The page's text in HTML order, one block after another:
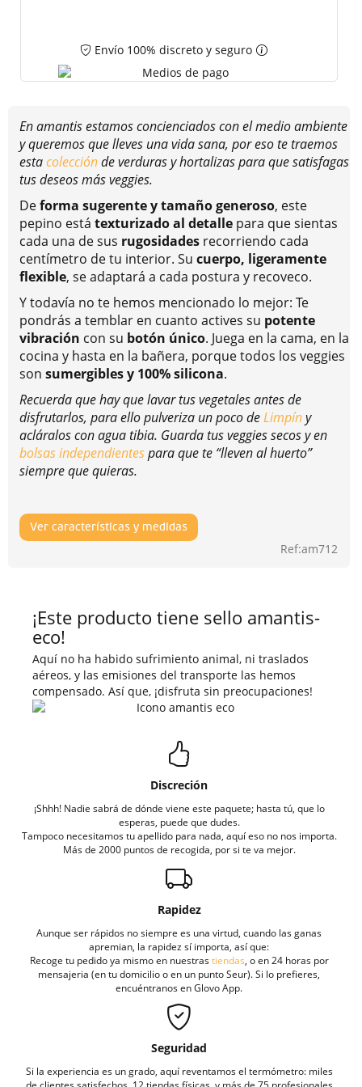
Envío 100% discreto y seguro
En amantis estamos concienciados con el medio ambiente
y queremos que lleves una vida sana, por eso te traemos
estacolecciónde verduras y hortalizas para que satisfagas
tus deseos más veggies.
Deforma sugerente y tamaño generoso, este
pepino está texturizado al detalle para que sientas
cada una de sus rugosidades recorriendo cada
centímetro de tu interior. Su cuerpo, ligeramente
flexible, se adaptará a cada postura y recoveco.
Y todavía no te hemos mencionado lo mejor: Te
pondrás a temblar en cuanto actives su potente
vibración con su botón único. Juega en la cama, en la
cocina y hasta en la bañera, porque todos los veggies
son sumergibles y 100% silicona.
Recuerda que hay que lavar tus vegetales antes de
disfrutarlos, para ello pulveriza un poco deLimpíny
acláralos con agua tibia. Guarda tus veggies secos y en
bolsas independientespara que te “lleven al huerto”
siempre que quieras.
Ver características y medidas
Ref:am712
¡Este producto tiene sello amantis-
eco!
Aquí no ha habido sufrimiento animal, ni traslados
aéreos, y las emisiones del transporte las hemos
compensado. Así que, ¡disfruta sin preocupaciones!
Discreción
¡Shhh! Nadie sabrá de dónde viene este paquete; hasta tú, que lo
esperas, puede que dudes.
Tampoco necesitamos tu apellido para nada, aquí eso no nos importa.
Más de 2000 puntos de recogida, por si te va mejor.
Rapidez
Aunque ser rápidos no siempre es una virtud, cuando las ganas
apremian, la rapidez sí importa, así que:
Recoge tu pedido ya mismo en nuestrastiendas , o en 24 horas por
mensajeria (en tu domicilio o en un punto Seur). Si lo prefieres,
encuéntranos en Glovo App.
Seguridad
Si la experiencia es un grado, aquí reventamos el termómetro: miles